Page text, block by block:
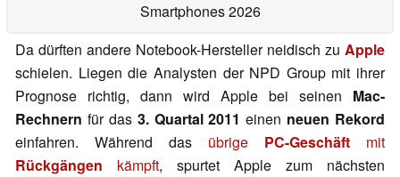
Smartphones 2026
Da dürften andere Notebook-Hersteller neidisch zu Apple
schielen. Liegen die Analysten der NPD Group mit ihrer
Prognose richtig, dann wird Apple bei seinen Mac-
Rechnern für das 3. Quartal 2011 einen neuen Rekord
einfahren. Während das übrige PC-Geschäft mit
Rückgängen kämpft, spurtet Apple zum nächsten